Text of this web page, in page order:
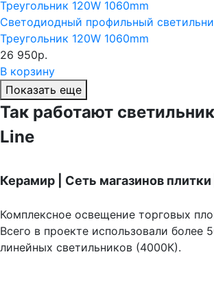
Светодиодный профильный
Треугольник 120W 1060mm
26 950р.
В корзину
Показать еще
Так работают
Line
Керамир | Сеть магазинов
Комплексное освещение торговых
Всего в проекте использовали более
линейных светильников (4000К).